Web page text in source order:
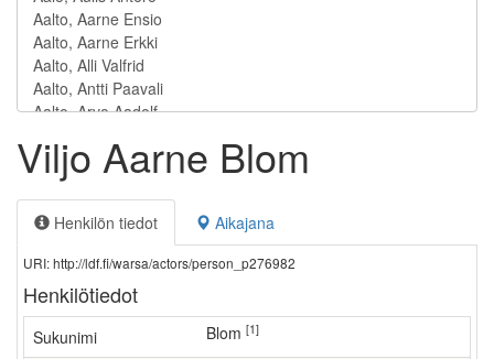
Viljo Aarne Blom
Henkilön tiedot Aikajana
URI: http://ldf.fi/warsa/actors/person_p276982
Henkilötiedot
Sukunimi Blom [1]